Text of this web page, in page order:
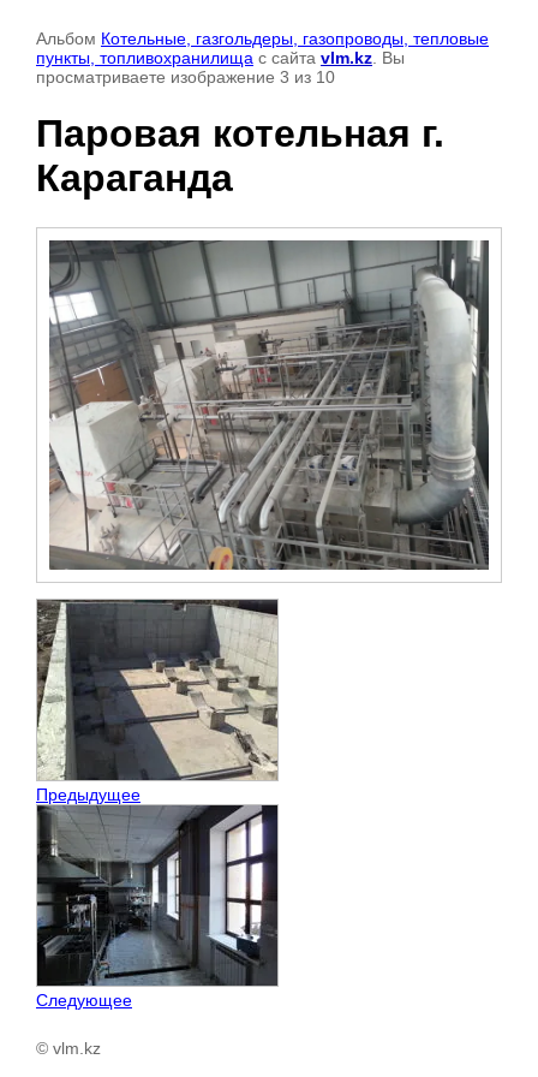
Альбом Котельные, газгольдеры, газопроводы, тепловые
пункты, топливохранилища с сайта vlm.kz . Вы
просматриваете изображение 3 из 10
Паровая котельная г.
Караганда
Предыдущее
Следующее
© vlm.kz